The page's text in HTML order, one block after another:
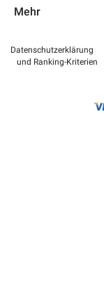
Auf meinen
Bezahlen Sie Ihren
Mehr
Datenschutzerklärung
und Ranking-Kriterien